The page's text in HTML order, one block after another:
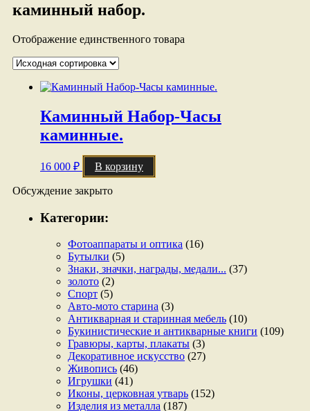
каминный набор.
Отображение единственного товара
Каминный Набор-Часы
каминные.
16 000 ₽ В корзину
Обсуждение закрыто
Категории:
Фотоаппараты и оптика (16)
Бутылки (5)
Знаки, значки, награды, медали... (37)
золото (2)
Спорт (5)
Авто-мото старина (3)
Антикварная и старинная мебель (10)
Букинистические и антикварные книги (109)
Гравюры, карты, плакаты (3)
Декоративное искусство (27)
Живопись (46)
Игрушки (41)
Иконы, церковная утварь (152)
Изделия из металла (187)